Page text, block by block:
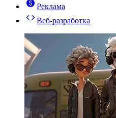
Реклама
Веб-разработка